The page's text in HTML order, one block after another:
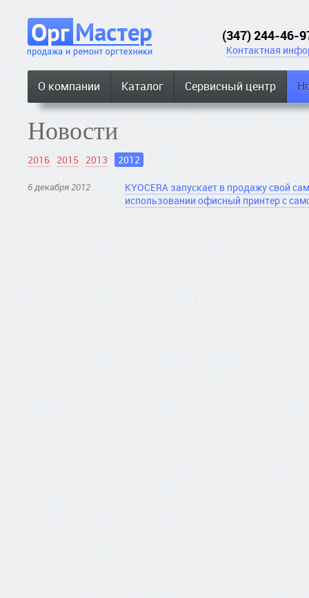
(347) 244-46-
Контактная
О компании Каталог Сервисный центр
Новости
2016 2015 2013 2012
6 декабря 2012
KYOCERA запускает в продажу свой
использовании офисный принтер с